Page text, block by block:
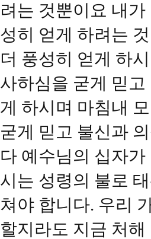
려는 것뿐이요 내
성히 얻게 하려는
더 풍성히 얻게 하
사하심을 굳게 믿
게 하시며 마침내
굳게 믿고 불신과
다 예수님의 십자
시는 성령의 불로
쳐야 합니다. 우리
할지라도 지금 처